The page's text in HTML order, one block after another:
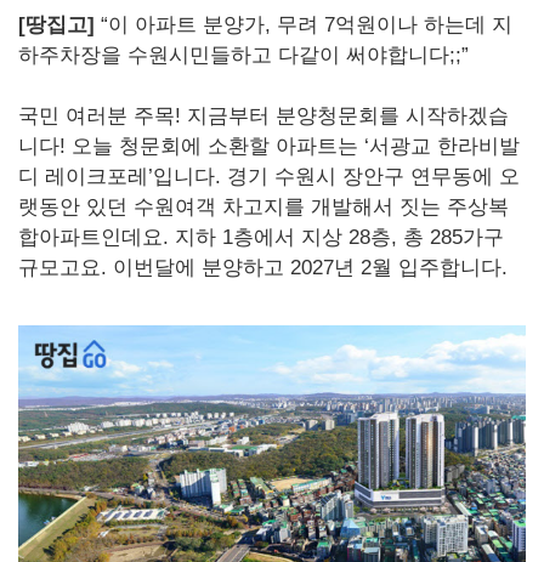
[땅집고] “이 아파트 분양가, 무려 7억원이나 하는데 지
하주차장을 수원시민들하고 다같이 써야합니다;;”
국민 여러분 주목! 지금부터 분양청문회를 시작하겠습
니다! 오늘 청문회에 소환할 아파트는 ‘서광교 한라비발
디 레이크포레’입니다. 경기 수원시 장안구 연무동에 오
랫동안 있던 수원여객 차고지를 개발해서 짓는 주상복
합아파트인데요. 지하 1층에서 지상 28층, 총 285가구
규모고요. 이번달에 분양하고 2027년 2월 입주합니다.